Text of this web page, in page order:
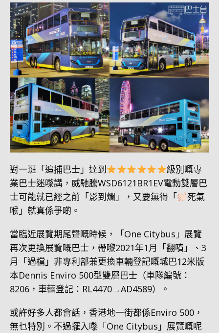
對一班「追捕巴士」達到
級別嘅專
業巴士迷嚟講，威馳騰WSD6121BR1EV電動雙層巴
士可能就已經之前「影到爛」，又要無得「
死氣
喉」就真係爭啲。
當臨近展覽期尾聲嘅時候，「One Citybus」展覽
再次更換展覽嘅巴士，帶嚟2021年1月「翻噴」、3
月「過檔」非專利部兼更換車輛登記嘅城巴12米版
本Dennis Enviro 500型雙層巴士（車隊編號：
8206，車輛登記：RL4470→AD4589）。
或許好多人都會話，香港地一街都係Enviro 500，
無乜特別。不過擺入嚟「One Citybus」展覽嘅呢